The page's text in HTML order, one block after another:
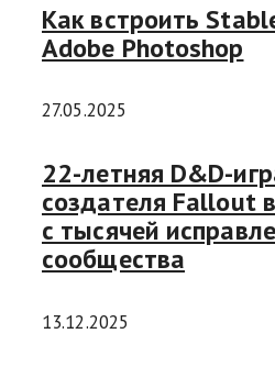
Как встроить
Adobe Photoshop
27.05.2025
22-летняя D&D-
создателя Fallout
с тысячей
сообщества
13.12.2025